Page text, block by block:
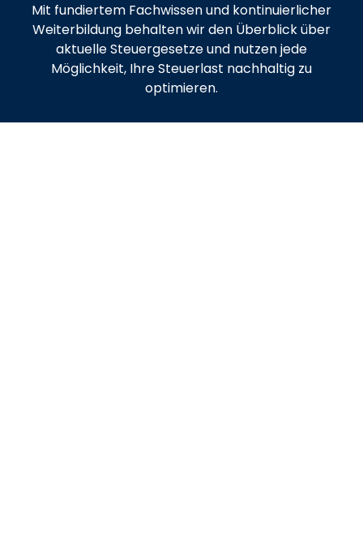
Mit fundiertem Fachwissen und kontinuierlicher
Weiterbildung behalten wir den Überblick über
aktuelle Steuergesetze und nutzen jede
Möglichkeit, Ihre Steuerlast nachhaltig zu
optimieren.